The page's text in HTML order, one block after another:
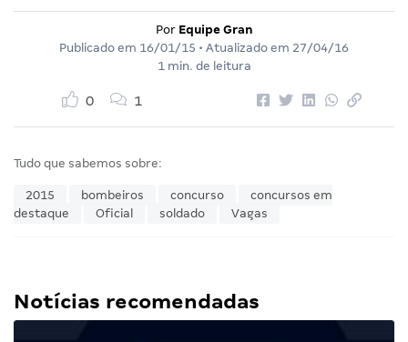
Por Equipe Gran
Publicado em 16/01/15 • Atualizado em 27/04/16
1 min. de leitura
0 1
Tudo que sabemos sobre:
2015 bombeiros concurso
concursos em
destaque
Oficial soldado Vagas
Notícias recomendadas